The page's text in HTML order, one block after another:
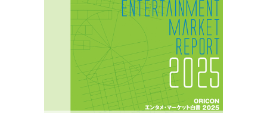
ーティスト・アイドル・俳優・女優・アナウンサー・ドラマ・ライブ・ゲーム…など、エンタ
メ分野のマーケティングリサーチの実績多数。■“オリコンランキング”のブランドをコンシュー
マ分野においても活用・アンケートモニターの意見をランキング化し、メディア展開・ビジネ
ス記事のエビデンスデータとして・定性データをoricon BiZ onlineに蓄積■様々なクライアント
様にご利用いただいております■活用事例 ●アーティストの現